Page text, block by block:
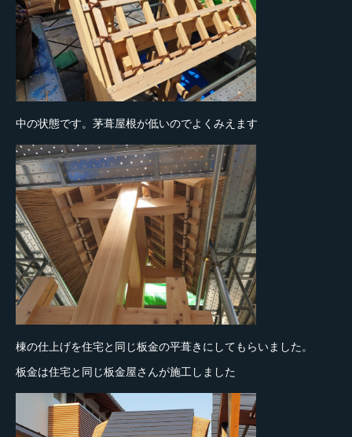
中の状態です。茅葺屋根が低いのでよくみえます
棟の仕上げを住宅と同じ板金の平葺きにしてもらいました。
板金は住宅と同じ板金屋さんが施工しました